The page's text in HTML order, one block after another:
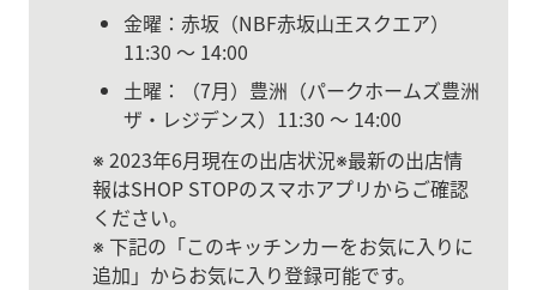
金曜：赤坂（NBF赤坂山王スクエア）
11:30 〜 14:00
土曜：（7月）豊洲（パークホームズ豊洲
ザ・レジデンス）11:30 〜 14:00
※ 2023年6月現在の出店状況※最新の出店情
報はSHOP STOPのスマホアプリからご確認
ください。
※ 下記の「このキッチンカーをお気に入りに
追加」からお気に入り登録可能です。